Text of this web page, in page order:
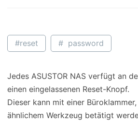
#reset # password
Jedes ASUSTOR NAS verfügt an
einen eingelassenen Reset-Knopf.
Dieser kann mit einer
ähnlichem Werkzeug betätigt